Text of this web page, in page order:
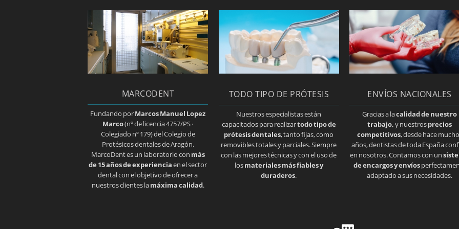
MARCODENT
Fundando porMarcos Manuel Lopez
Marco(nº de licencia 4757/PS ·
Colegiado nº 179) del Colegio de
Protésicos dentales de Aragón.
MarcoDent es un laboratorio con más
de 15 años de experienciaen el sector
dental con el objetivo de ofrecer a
nuestros clientes lamáxima calidad.
TODO TIPO DE PRÓTESIS
Nuestros especialistas están
capacitados para realizartodo tipo de
prótesis dentales, tanto fijas, como
removibles totales y parciales. Siempre
con las mejores técnicas y con el uso de
losmateriales más fiables y
duraderos.
ENVÍOS NACIONALES
Gracias a lacalidad de nuestro
trabajo,y nuestrosprecios
competitivos, desde hace
años, dentistas de toda España
en nosotros. Contamos con un
de encargos y envíos
adaptado a sus necesidades.